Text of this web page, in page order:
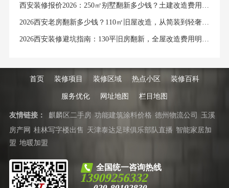
首页 装修项目 装修区域 热点小区 装修百科
服务优化 网址地图 栏目地图
友情链接： 麒麟区二手房 功能建筑涂料价格 德州物流公司
玉溪
房产网 桂林写字楼出售 天津泰达足球俱乐部队直播 智能家居加
盟 地暖加盟
全国统一咨询热线
13909256332